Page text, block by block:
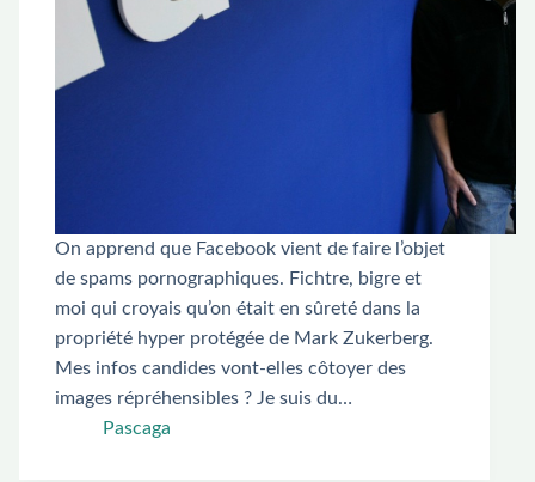
On apprend que Facebook vient de faire l’objet
de spams pornographiques. Fichtre, bigre et
moi qui croyais qu’on était en sûreté dans la
propriété hyper protégée de Mark Zukerberg.
Mes infos candides vont-elles côtoyer des
images répréhensibles ? Je suis du…
Pascaga